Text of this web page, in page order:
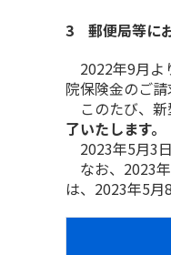
3 郵便局等に
2022年9月よ
院保険金のご
このたび、新
了いたします。
2023年5月3
なお、2023
は、2023年5月